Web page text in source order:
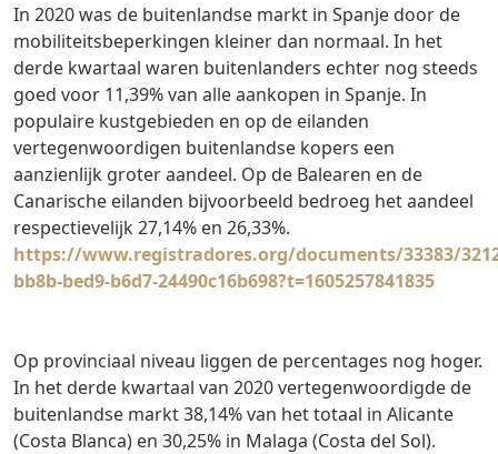
In 2020 was de buitenlandse markt in Spanje door de
mobiliteitsbeperkingen kleiner dan normaal. In het
derde kwartaal waren buitenlanders echter nog steeds
goed voor 11,39% van alle aankopen in Spanje. In
populaire kustgebieden en op de eilanden
vertegenwoordigen buitenlandse kopers een
aanzienlijk groter aandeel. Op de Balearen en de
Canarische eilanden bijvoorbeeld bedroeg het aandeel
respectievelijk 27,14% en 26,33%.
https://www.registradores.org/documents/33383/
bb8b-bed9-b6d7-24490c16b698?t=1605257841835
Op provinciaal niveau liggen de percentages nog hoger.
In het derde kwartaal van 2020 vertegenwoordigde de
buitenlandse markt 38,14% van het totaal in Alicante
(Costa Blanca) en 30,25% in Malaga (Costa del Sol).